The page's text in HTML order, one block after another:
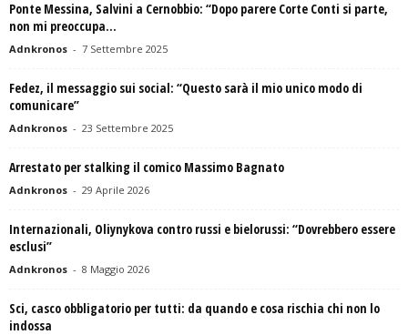
Ponte Messina, Salvini a Cernobbio: “Dopo parere Corte Conti si parte,
non mi preoccupa...
Adnkronos - 7 Settembre 2025
Fedez, il messaggio sui social: “Questo sarà il mio unico modo di
comunicare”
Adnkronos - 23 Settembre 2025
Arrestato per stalking il comico Massimo Bagnato
Adnkronos - 29 Aprile 2026
Internazionali, Oliynykova contro russi e bielorussi: “Dovrebbero essere
esclusi”
Adnkronos - 8 Maggio 2026
Sci, casco obbligatorio per tutti: da quando e cosa rischia chi non lo
indossa